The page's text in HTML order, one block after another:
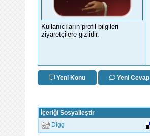
Kullanıcıların profil bilgileri
ziyaretçilere gizlidir.
Yeni Konu Yeni Cevap
İçeriği Sosyalleştir
Digg